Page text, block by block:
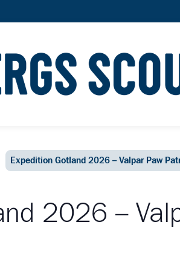
Expedition Gotland 2026 – Valpar Paw
2026 –